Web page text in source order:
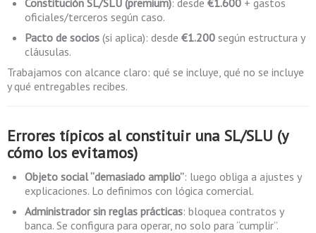
Constitución SL/SLU (premium): desde €1.600 + gastos
oficiales/terceros según caso.
Pacto de socios (si aplica): desde €1.200 según estructura y
cláusulas.
Trabajamos con alcance claro: qué se incluye, qué no se incluye
y qué entregables recibes.
Errores típicos al constituir una SL/SLU (y
cómo los evitamos)
Objeto social “demasiado amplio”: luego obliga a ajustes y
explicaciones. Lo definimos con lógica comercial.
Administrador sin reglas prácticas: bloquea contratos y
banca. Se configura para operar, no solo para “cumplir”.